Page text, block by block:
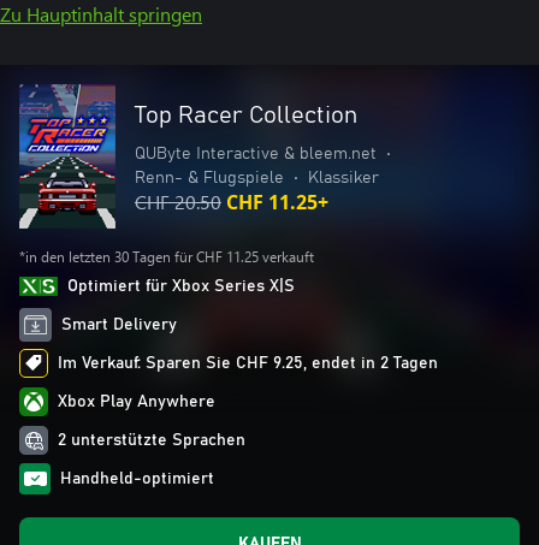
Zu Hauptinhalt springen
Top Racer Collection
QUByte Interactive & bleem.net
•
Renn- & Flugspiele
• Klassiker
CHF 20.50 CHF 11.25+
*in den letzten 30 Tagen für CHF 11.25 verkauft
Optimiert für Xbox Series X|S
Smart Delivery
Im Verkauf: Sparen Sie CHF 9.25, endet in 2 Tagen
Xbox Play Anywhere
2 unterstützte Sprachen
Handheld-optimiert